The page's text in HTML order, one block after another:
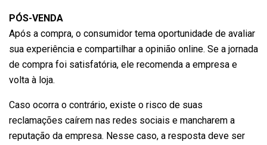
PÓS-VENDA
Após a compra, o consumidor tema oportunidade de avaliar
sua experiência e compartilhar a opinião online. Se a jornada
de compra foi satisfatória, ele recomenda a empresa e
volta à loja.
Caso ocorra o contrário, existe o risco de suas
reclamações caírem nas redes sociais e mancharem a
reputação da empresa. Nesse caso, a resposta deve ser